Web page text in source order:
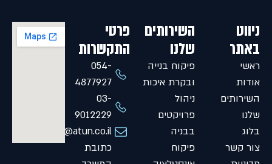
ניווט
באתר
ראשי
אודות
השירותים
שלנו
בלוג
צור קשר
השירותים
שלנו
פיקוח בנייה
ובקרת איכות
ניהול
פרויקטים
בבניה
פיקוח
פרטי
התקשרות
054-
4877927
03-
9012229
Shlomi@atun.co.il
כתובת